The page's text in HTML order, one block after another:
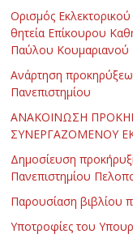
Ορισμός
θητεία Επίκουρου
Παύλου Κουμαριανού
Ανάρτηση
Πανεπιστημίου
ΑΝΑΚΟΙΝΩΣΗ
ΣΥΝΕΡΓΑΖΟΜΕΝΟΥ
Δημοσίευση
Πανεπιστημίου
Παρουσίαση βιβλίου
Υποτροφίες του